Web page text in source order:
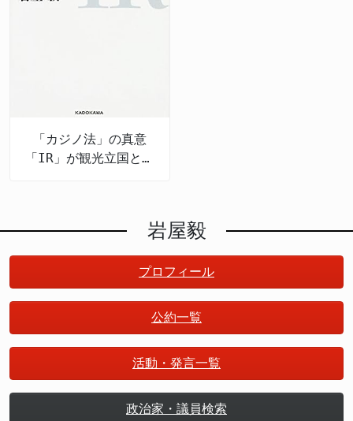
「カジノ法」の真意
「IR」が観光立国と地
岩屋毅
プロフィール
公約一覧
活動・発言一覧
政治家・議員検索